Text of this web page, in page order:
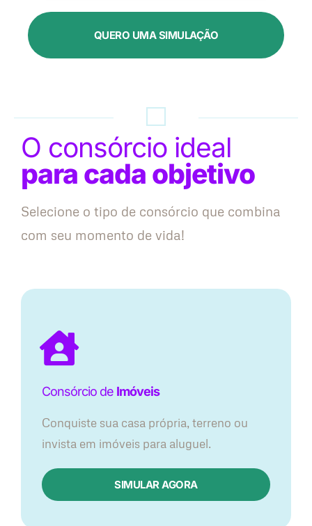
QUERO UMA SIMULAÇÃO
O consórcio ideal
para cada objetivo
Selecione o tipo de consórcio que combina
com seu momento de vida!
Consórcio de Imóveis
Conquiste sua casa própria, terreno ou
invista em imóveis para aluguel.
SIMULAR AGORA​